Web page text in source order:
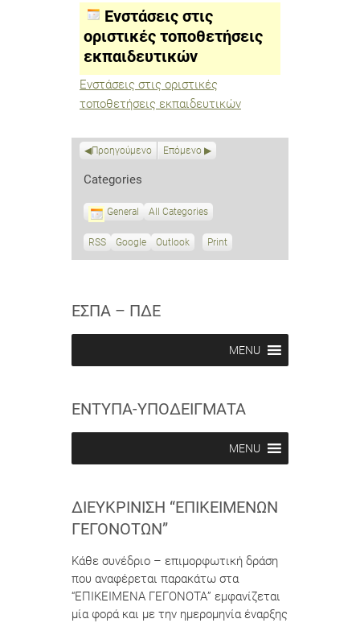
τοποθετήσεις
εκπαιδευτικών
Ενστάσεις στις
οριστικές τοποθετήσεις
εκπαιδευτικών
Ενστάσεις στις οριστικές
τοποθετήσεις εκπαιδευτικών
Προηγούμενο Επόμενο
Categories
General All Categories
RSS
S
r
Google
S
r
Outlook Print
ΕΣΠΑ – ΠΔΕ
MENU
ΕΝΤΥΠΑ-ΥΠΟΔΕΙΓΜΑΤΑ
MENU
ΔΙΕΥΚΡΊΝΙΣΗ “ΕΠΙΚΕΊΜΕΝΩΝ
ΓΕΓΟΝΌΤΩΝ”
Κάθε συνέδριο – επιμορφωτική δράση
που αναφέρεται παρακάτω στα
“ΕΠΙΚΕΙΜΕΝΑ ΓΕΓΟΝΟΤΑ” εμφανίζεται
μία φορά και με την ημερομηνία έναρξης